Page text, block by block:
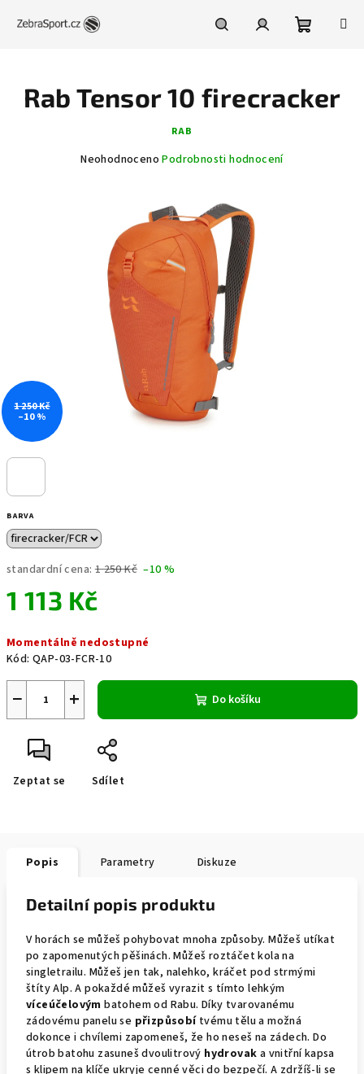
košík
BARVA
standardní cena: 1 250 Kč –10 %
1 113 Kč
cena:
Momentálně nedostupné
Kód: QAP-03-FCR-10
+
− Do košíku
Zeptat se Sdílet
Rab Tensor 10 firecracker
RAB
Průměrné
hvězdiček.
Neohodnoceno Podrobnosti hodnocení
1 250 Kč
–10 %
Popis Parametry Diskuze
Detailní popis produktu
V horách se můžeš pohybovat mnoha způsoby. Můžeš utíkat
po zapomenutých pěšinách. Můžeš roztáčet kola na
singletrailu. Můžeš jen tak, nalehko, kráčet pod strmými
štíty Alp. A pokaždé můžeš vyrazit s tímto lehkým
víceúčelovým batohem od Rabu. Díky tvarovanému
zádovému panelu se přizpůsobítvému tělu a možná
dokonce i chvílemi zapomeneš, že ho neseš na zádech. Do
útrob batohu zasuneš dvoulitrový hydrovak a vnitřní kapsa
s klipem na klíče ukryje cenné věci do bezpečí. A zdržíš-li se